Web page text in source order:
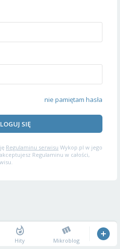
nie pamiętam hasła
SIĘ
Regulaminu serwisu Wykop.pl w jego
Regulaminu w całości,
Hity Mikroblog